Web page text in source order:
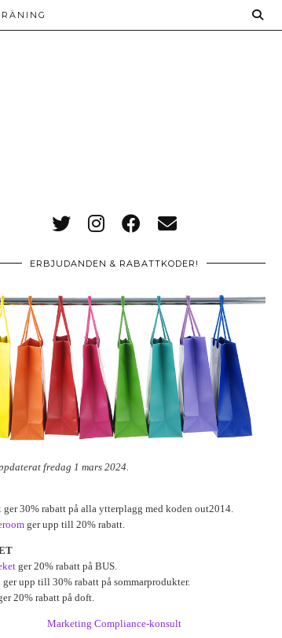
ERBJUDANDEN & RABATTKODER!
fredag 1 mars 2024.
ger 30% rabatt på alla ytterplagg med koden out2014.
ger upp till 20% rabatt.
ger 20% rabatt på BUS.
ger upp till 30% rabatt på sommarprodukter.
20% rabatt på doft.
Marketing Compliance-konsult